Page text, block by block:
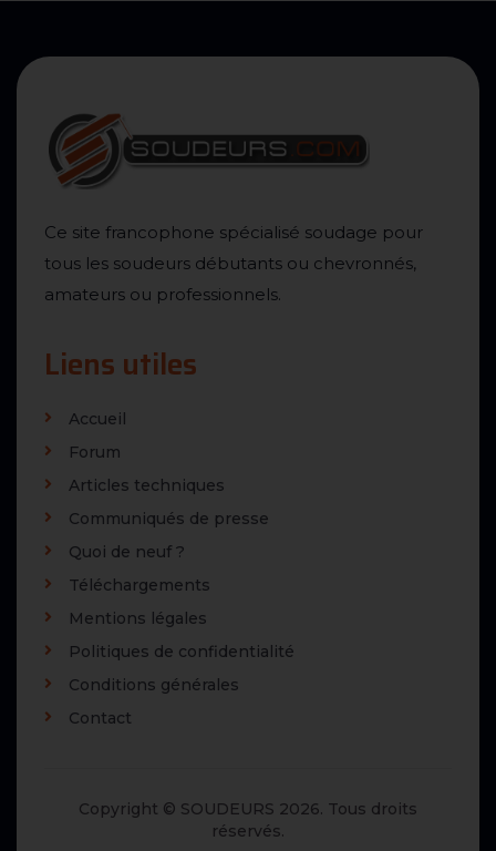
Ce site francophone spécialisé soudage pour
tous les soudeurs débutants ou chevronnés,
amateurs ou professionnels.
Liens utiles
Accueil
Forum
Articles techniques
Communiqués de presse
Quoi de neuf ?
Téléchargements
Mentions légales
Politiques de confidentialité
Conditions générales
Contact
Copyright © SOUDEURS 2026. Tous droits
réservés.